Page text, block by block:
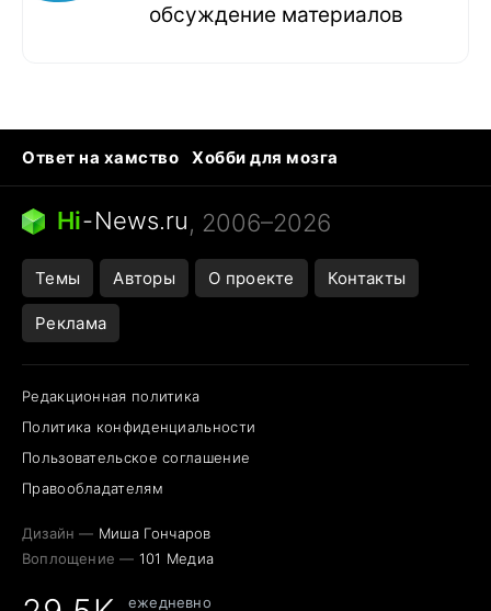
обсуждение материалов
Ответ на хамство
Хобби для мозга
Бензин 100 и 95
Тунцы в океанариуме
Следующая пандемия
Hi-News.ru, 2006–2026
Темы Авторы О проекте Контакты
Реклама
Редакционная политика
Политика конфиденциальности
Пользовательское соглашение
Правообладателям
Дизайн — Миша Гончаров
Воплощение — 101 Медиа
ежедневно